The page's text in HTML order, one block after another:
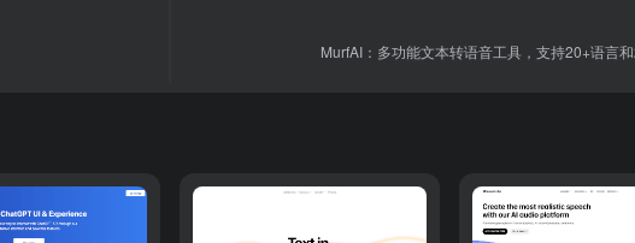
MurfAI：多功能文本转语音工具，支持20+语言